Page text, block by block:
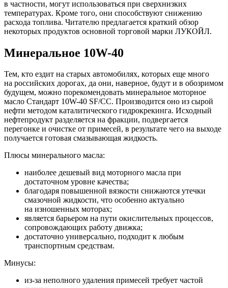
в частности, могут использоваться при сверхнизких
температурах. Кроме того, они способствуют снижению
расхода топлива. Читателю предлагается краткий обзор
некоторых продуктов основной торговой марки ЛУКОЙЛ.
Минеральное 10W-40
Тем, кто ездит на старых автомобилях, которых еще много
на российских дорогах, да они, наверное, будут и в обозримом
будущем, можно порекомендовать минеральное моторное
масло Стандарт 10W-40 SF/CC. Производится оно из сырой
нефти методом каталитического гидрокрекинга. Исходный
нефтепродукт разделяется на фракции, подвергается
перегонке и очистке от примесей, в результате чего на выходе
получается готовая смазывающая жидкость.
Плюсы минерального масла:
наиболее дешевый вид моторного масла при
достаточном уровне качества;
благодаря повышенной вязкости снижаются утечки
смазочной жидкости, что особенно актуально
на изношенных моторах;
является барьером на пути окислительных процессов,
сопровождающих работу движка;
достаточно универсально, подходит к любым
транспортным средствам.
Минусы:
из-за неполного удаления примесей требует частой